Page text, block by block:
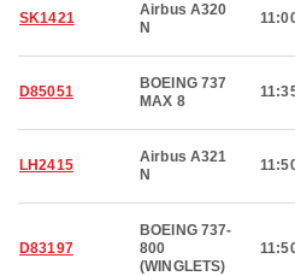
SK1421
Airbus A320
N
D85051
BOEING 737
MAX 8
LH2415
Airbus A321
N
D83197
BOEING 737-
800
(WINGLETS)